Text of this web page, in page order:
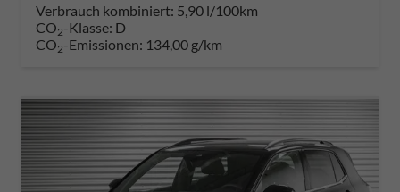
Verbrauch kombiniert: 5,90 l/100km
CO2-Klasse: D
CO2-Emissionen: 134,00 g/km